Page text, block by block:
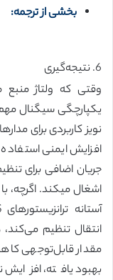
بخشی از ترجمه:
6. نتیجه‌گیری
وقتی که ولتاژ منبع
یکپارچگی سیگنال
نویز کاربردی برای
افزایش ایمنی
جریان اضافی برای
انتقال تنظیم
مقدار قابل‌توجهی
بهبود یافته،